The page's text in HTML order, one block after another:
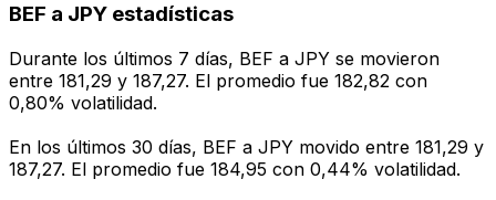
BEF a JPY estadísticas
Durante los últimos 7 días, BEF a JPY se movieron
entre 181,29 y 187,27. El promedio fue 182,82 con
0,80% volatilidad.
En los últimos 30 días, BEF a JPY movido entre 181,29 y
187,27. El promedio fue 184,95 con 0,44% volatilidad.